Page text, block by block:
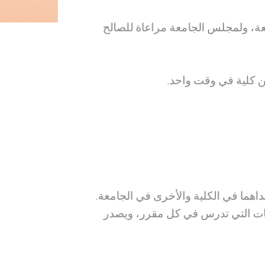
ولمجلس الجامعة مراعاة للصالح
كلية في وقت واحد.
في الكلية والأخرى في الجامعة.
التي تدرس في كل مقرر، ويصدر